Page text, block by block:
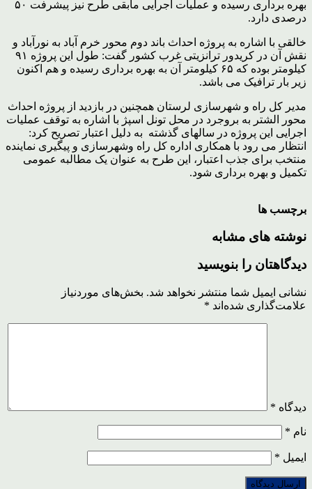
بهره برداری رسیده و عملیات اجرایی مابقی طرح نیز پیشرفت ۵۰
درصدی دارد.
خالقی با اشاره به پروژه احداث باند دوم محور خرم آباد به نورآباد و
نقش آن در کریدور ترانزیتی غرب کشور گفت: طول این پروژه ۹۱
کیلومتر بوده که ۶۵ کیلومتر آن به بهره برداری رسیده و هم اکنون
زیر بار ترافیک می باشد.
مدیر کل راه و شهرسازی لرستان همچنین در بازدید از پروژه احداث
محور الشتر به بروجرد در محل تونل اسپژ با اشاره به توقف عملیات
اجرایی این پروژه در سالهای گذشته به دلیل اعتبار تصریح کرد:‌
انتظار می رود با همکاری اداره کل راه وشهرسازی و پیگیری نماینده
منتخب برای جذب اعتبار، این طرح به عنوان یک مطالبه عمومی
تکمیل و بهره برداری شود.
برچسب ها
نوشته های مشابه
دیدگاهتان را بنویسید
نشانی ایمیل شما منتشر نخواهد شد. بخش‌های موردنیاز
علامت‌گذاری شده‌اند *
دیدگاه *
نام *
ایمیل *